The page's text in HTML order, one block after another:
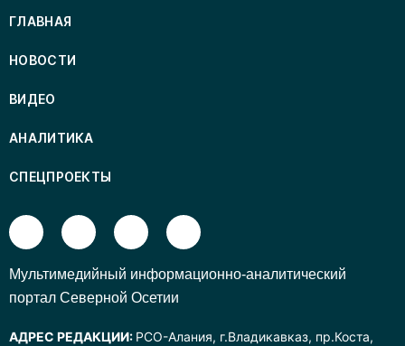
ГЛАВНАЯ
НОВОСТИ
ВИДЕО
АНАЛИТИКА
СПЕЦПРОЕКТЫ
Mультимедийный информационно-аналитический
портал Северной Осетии
АДРЕС РЕДАКЦИИ: РСО-Алания, г.Владикавказ, пр.Коста,